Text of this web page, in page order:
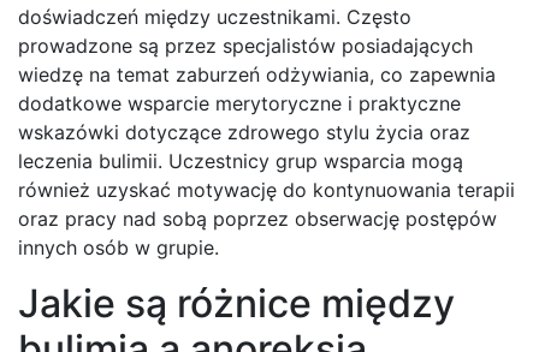
doświadczeń między uczestnikami. Często
prowadzone są przez specjalistów posiadających
wiedzę na temat zaburzeń odżywiania, co zapewnia
dodatkowe wsparcie merytoryczne i praktyczne
wskazówki dotyczące zdrowego stylu życia oraz
leczenia bulimii. Uczestnicy grup wsparcia mogą
również uzyskać motywację do kontynuowania terapii
oraz pracy nad sobą poprzez obserwację postępów
innych osób w grupie.
Jakie są różnice między